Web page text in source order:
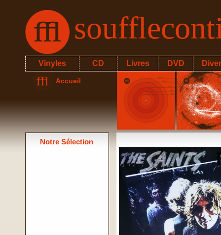
Vinyles CD Livres DVD
Accueil
Notre Sélection